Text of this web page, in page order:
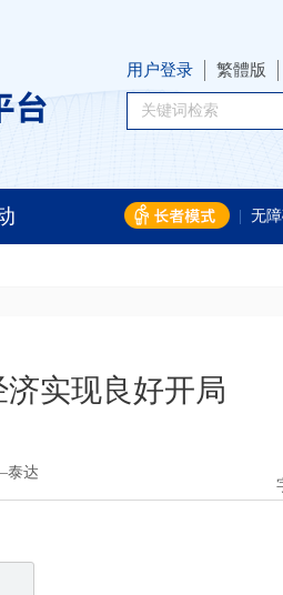
用户登录 繁體版
无
实现良好开局
泰达